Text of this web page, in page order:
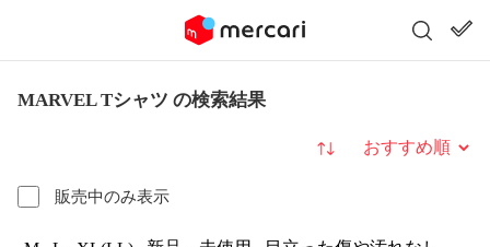
MARVEL Tシャツ の検索結果
販売中のみ表示
並び替え